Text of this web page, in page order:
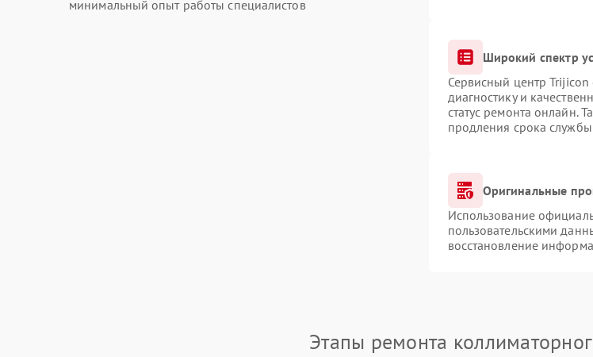
минимальный опыт работы специалистов
Широкий спектр
Сервисный центр Trijicon
диагностику и
статус ремонта онлайн.
продления срока
Оригинальные
Использование
пользовательскими
восстановление
Этапы ремонта